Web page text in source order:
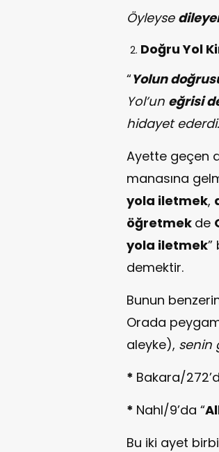
Öyleyse
Doğru Yol
“Yolun
Yol’un eğrisi
hidayet ederdi.
Ayette geçen
manasına
yola iletmek,
öğretmek de
yola iletmek”
demektir.
Bunun
Orada
aleyke), senin
* Bakara/
* Nahl/9’da “
Bu iki ayet